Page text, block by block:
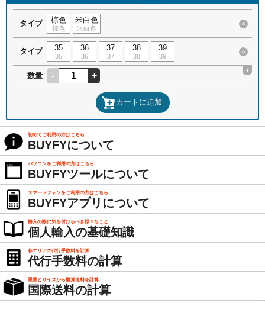
タイプ 棕色
棕色
米白色
米白色
×
タイプ 35
35
36
36
37
37
38
38
39
39
×
数量 - +
+
カートに追加
初めてご利用の方はこちら
BUYFYについて
パソコンをご利用の方はこちら
BUYFYツールについて
スマートフォンをご利用の方はこちら
BUYFYアプリについて
輸入の際に気を付けるべき様々なこと
個人輸入の基礎知識
各エリアの代行手数料を計算
代行手数料の計算
重量とサイズから概算送料を計算
国際送料の計算